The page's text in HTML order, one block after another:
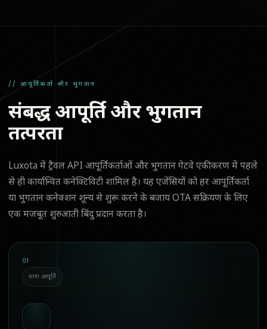
// आपूर्तिकर्ता और भुगतान
संबद्ध आपूर्ति और भुगतान
तत्परता
Luxota में ट्रैवल API आपूर्तिकर्ताओं और भुगतान गेटवे एकीकरण में पहले
से ही कार्यान्वित कनेक्टिविटी शामिल है। यह एजेंसियों को हर आपूर्तिकर्ता
या भुगतान कनेक्शन शून्य से शुरू करने के बजाय OTA सक्रियण के लिए
एक मजबूत शुरुआती बिंदु प्रदान करता है।
01
यात्रा आपूर्ति